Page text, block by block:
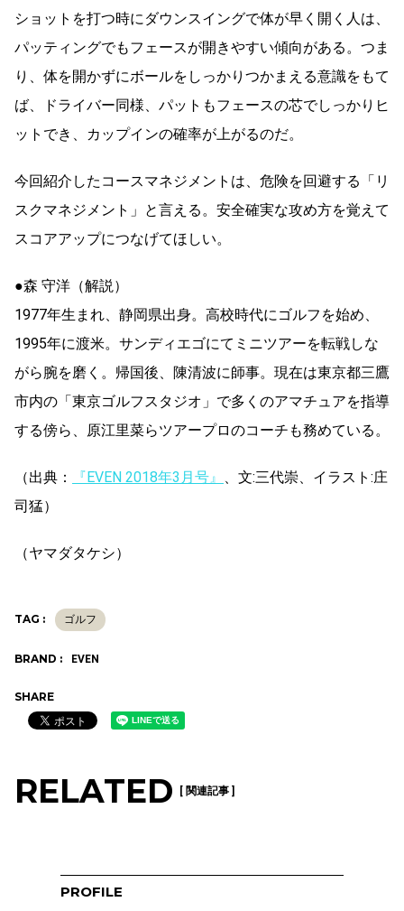
ショットを打つ時にダウンスイングで体が早く開く人は、
パッティングでもフェースが開きやすい傾向がある。つま
り、体を開かずにボールをしっかりつかまえる意識をもて
ば、ドライバー同様、パットもフェースの芯でしっかりヒ
ットでき、カップインの確率が上がるのだ。
今回紹介したコースマネジメントは、危険を回避する「リ
スクマネジメント」と言える。安全確実な攻め方を覚えて
スコアアップにつなげてほしい。
●森 守洋（解説）
1977年生まれ、静岡県出身。高校時代にゴルフを始め、
1995年に渡米。サンディエゴにてミニツアーを転戦しな
がら腕を磨く。帰国後、陳清波に師事。現在は東京都三鷹
市内の「東京ゴルフスタジオ」で多くのアマチュアを指導
する傍ら、原江里菜らツアープロのコーチも務めている。
（出典： 『EVEN 2018年3月号』 、文:三代崇、イラスト:庄
司猛）
（ヤマダタケシ）
TAG : ゴルフ
BRAND : EVEN
SHARE
RELATED [ 関連記事 ]
PROFILE